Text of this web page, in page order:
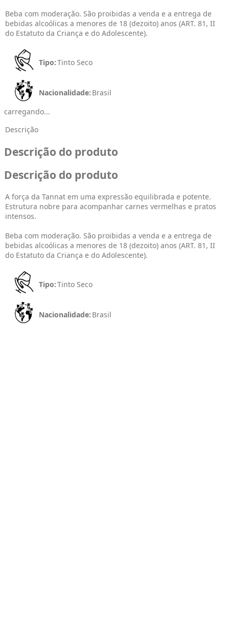
Beba com moderação. São proibidas a venda e a entrega de
bebidas alcoólicas a menores de 18 (dezoito) anos (ART. 81, II
do Estatuto da Criança e do Adolescente).
Tipo:Tinto Seco
Nacionalidade: Brasil
carregando...
Descrição
Descrição do produto
Descrição do produto
A força da Tannat em uma expressão equilibrada e potente.
Estrutura nobre para acompanhar carnes vermelhas e pratos
intensos.
Beba com moderação. São proibidas a venda e a entrega de
bebidas alcoólicas a menores de 18 (dezoito) anos (ART. 81, II
do Estatuto da Criança e do Adolescente).
Tipo:Tinto Seco
Nacionalidade: Brasil